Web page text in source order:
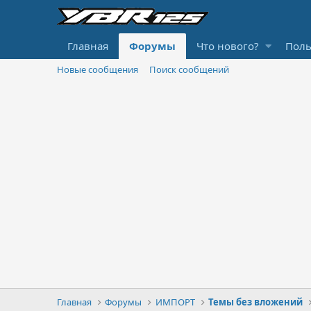
Главная Форумы Что нового?
Новые сообщения Поиск сообщений
Главная Форумы ИМПОРТ Темы без вложений